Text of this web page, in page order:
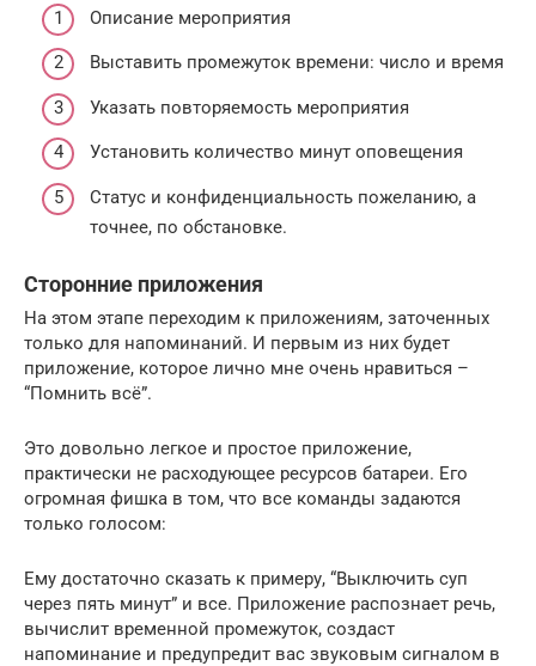
Описание мероприятия
Выставить промежуток времени: число и время
Указать повторяемость мероприятия
Установить количество минут оповещения
Статус и конфиденциальность пожеланию, а
точнее, по обстановке.
Сторонние приложения
На этом этапе переходим к приложениям, заточенных
только для напоминаний. И первым из них будет
приложение, которое лично мне очень нравиться –
“Помнить всё”.
Это довольно легкое и простое приложение,
практически не расходующее ресурсов батареи. Его
огромная фишка в том, что все команды задаются
только голосом:
Ему достаточно сказать к примеру, “Выключить суп
через пять минут” и все. Приложение распознает речь,
вычислит временной промежуток, создаст
напоминание и предупредит вас звуковым сигналом в